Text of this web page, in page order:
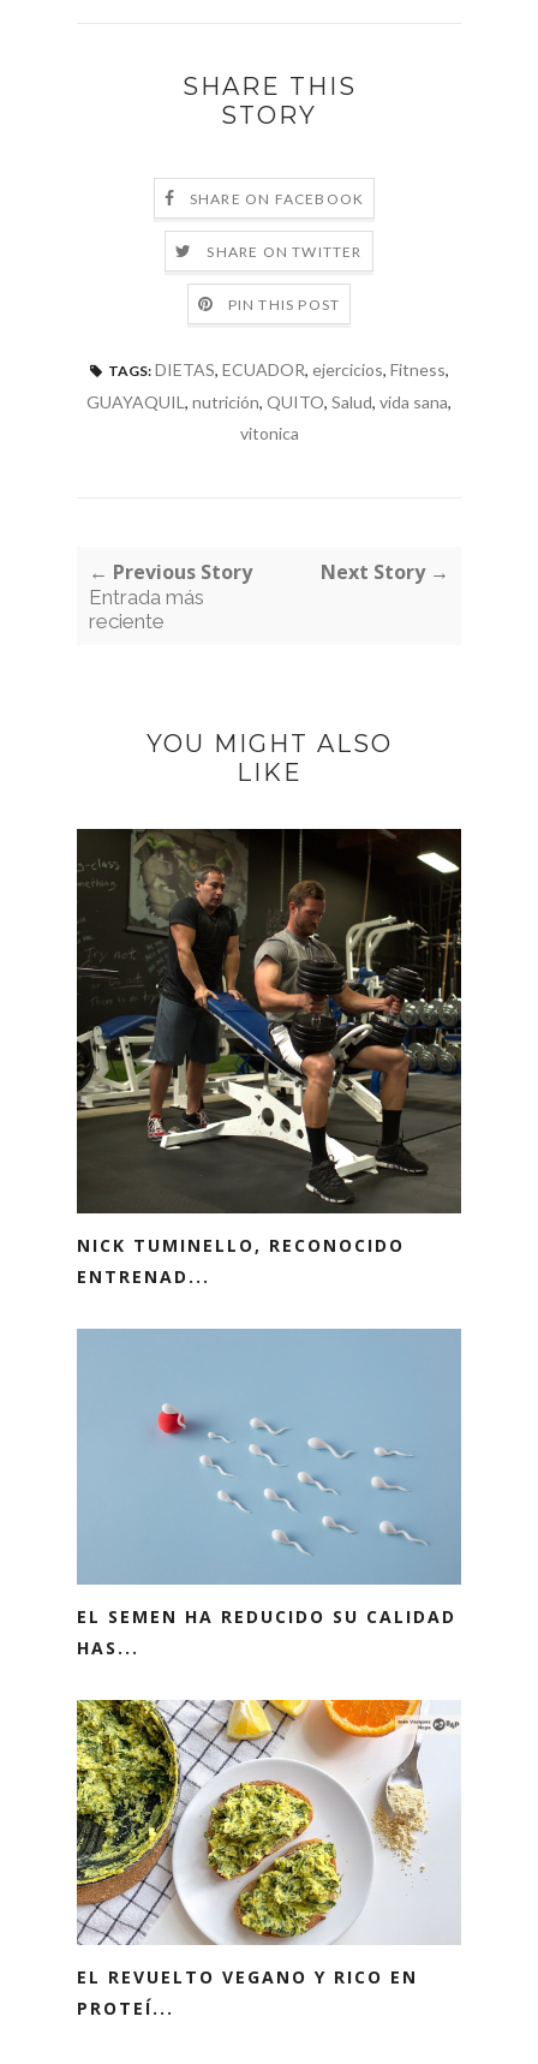
SHARE THIS
STORY
SHARE ON FACEBOOK
SHARE ON TWITTER
PIN THIS POST
TAGS: DIETAS, ECUADOR, ejercicios, Fitness,
GUAYAQUIL , nutrición, QUITO, Salud, vida sana,
vitonica
← Previous Story
Entrada más
reciente
Next Story →
YOU MIGHT ALSO
LIKE
NICK TUMINELLO, RECONOCIDO
ENTRENAD...
EL SEMEN HA REDUCIDO SU CALIDAD
HAS...
EL REVUELTO VEGANO Y RICO EN
PROTEÍ...